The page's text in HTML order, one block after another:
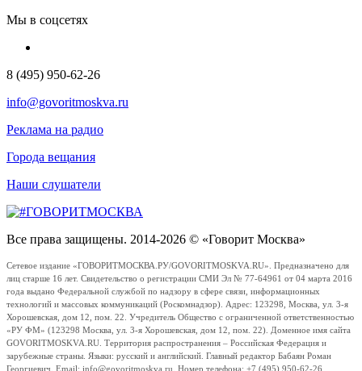
Мы в соцсетях
8 (495) 950-62-26
info@govoritmoskva.ru
Реклама на радио
Города вещания
Наши слушатели
Все права защищены. 2014-2026 © «Говорит Москва»
Сетевое издание «ГОВОРИТМОСКВА.РУ/GOVORITMOSKVA.RU». Предназначено для
лиц старше 16 лет. Свидетельство о регистрации СМИ Эл № 77-64961 от 04 марта 2016
года выдано Федеральной службой по надзору в сфере связи, информационных
технологий и массовых коммуникаций (Роскомнадзор). Адрес: 123298, Москва, ул. 3-я
Хорошевская, дом 12, пом. 22. Учредитель Общество с ограниченной ответственностью
«РУ ФМ» (123298 Москва, ул. 3-я Хорошевская, дом 12, пом. 22). Доменное имя сайта
GOVORITMOSKVA.RU. Территория распространения – Российская Федерация и
зарубежные страны. Языки: русский и английский. Главный редактор Бабаян Роман
Георгиевич. Email: info@govoritmoskva.ru. Номер телефона: +7 (495) 950-62-26